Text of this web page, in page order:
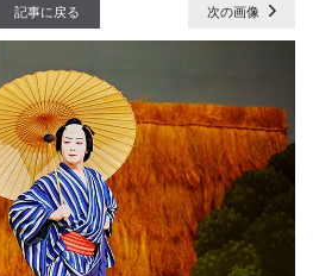
記事に戻る 次の画像